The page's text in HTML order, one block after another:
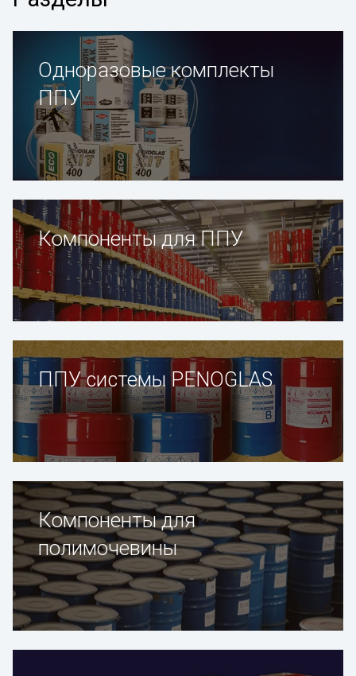
Одноразовые комплекты
ППУ
Компоненты для ППУ
ППУ системы PENOGLAS
Компоненты для
полимочевины